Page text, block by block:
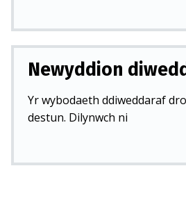
Newyddion
Yr wybodaeth ddiweddaraf
destun. Dilynwch ni